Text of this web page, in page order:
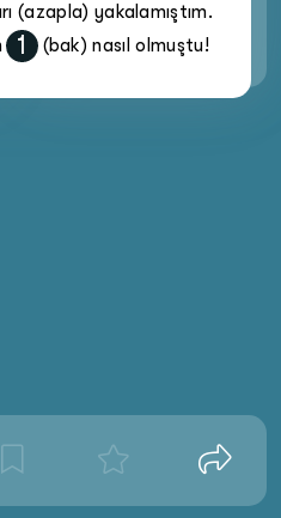
(azapla) yakalamıştım.
1 (bak) nasıl olmuştu!